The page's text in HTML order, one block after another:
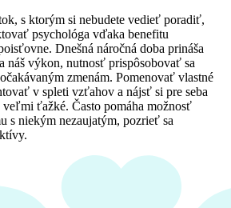
s ktorým si nebudete vedieť poradiť,
psychológa vďaka benefitu
Dnešná náročná doba prináša
náš výkon, nutnosť prispôsobovať sa
zmenám. Pomenovať vlastné
v spleti vzťahov a nájsť si pre seba
veľmi ťažké. Často pomáha možnosť
s niekým nezaujatým, pozrieť sa